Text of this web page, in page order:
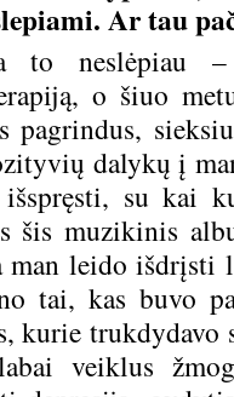
Ar tau
to neslėpiau
o šiuo
pagrindus,
dalykų į
su kai
šis muzikinis
man leido išdrįsti
tai, kas buvo
kurie trukdydavo
veiklus